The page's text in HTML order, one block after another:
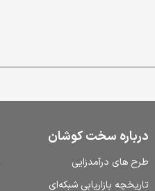
درباره سخت کوشان
طرح‌ های درآمدزایی
تاریخچه بازاریابی شبکه‌ای